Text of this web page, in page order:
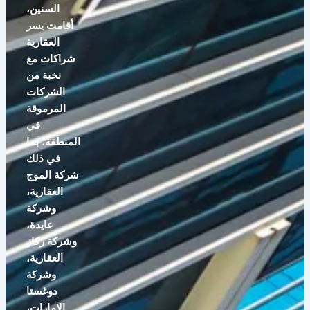
السنين،
أقامت يسر
العقارية
شراكات مع
نخبة من
الشركات
المرموقة
في
المنطقة، بما
في ذلك
شركة الموج
العقارية،
وشركة
عايدة،
وشركة ركاز
العقارية،
وشركة
دوغستا
الإمارات،